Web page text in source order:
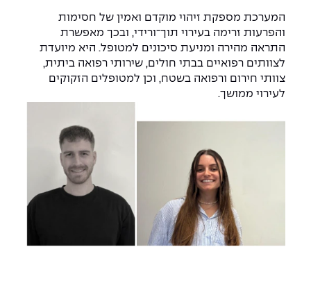
המערכת מספקת זיהוי מוקדם ואמין של חסימות
והפרעות זרימה בעירוי תוך־ורידי, ובכך מאפשרת
התראה מהירה ומניעת סיכונים למטופל. היא מיועדת
לצוותים רפואיים בבתי חולים, שירותי רפואה ביתית,
צוותי חירום ורפואה בשטח, וכן למטופלים הזקוקים
לעירוי ממושך.